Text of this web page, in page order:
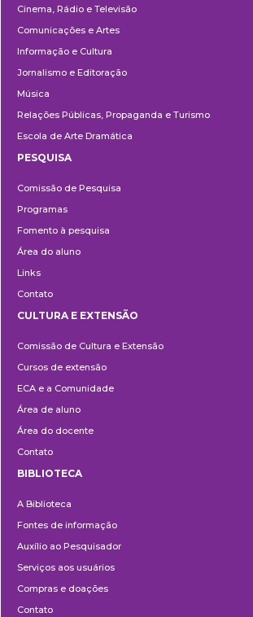
Cinema, Rádio e Televisão
Comunicações e Artes
Informação e Cultura
Jornalismo e Editoração
Música
Relações Públicas, Propaganda e Turismo
Escola de Arte Dramática
PESQUISA
Comissão de Pesquisa
Programas
Fomento à pesquisa
Área do aluno
Links
Contato
e
Extensão
CULTURA E EXTENSÃO
Comissão de Cultura e Extensão
Cursos de extensão
ECA e a Comunidade
Área de aluno
Área do docente
Contato
BIBLIOTECA
A Biblioteca
Fontes de informação
Auxílio ao Pesquisador
Serviços aos usuários
Compras e doações
Contato